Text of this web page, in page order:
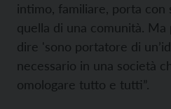
intimo, familiare, porta con
quella di una comunità.
dire 'sono portatore di
necessario in una società
omologare tutto e tutti”.